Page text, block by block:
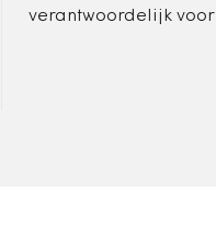
verantwoordelijk voor